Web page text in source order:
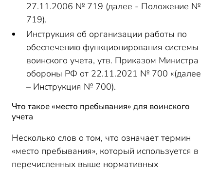
27.11.2006 № 719 (далее - Положение №
719).
Инструкция об организации работы по
обеспечению функционирования системы
воинского учета, утв. Приказом Министра
обороны РФ от 22.11.2021 № 700 «(далее
– Инструкция № 700).
Что такое «место пребывания» для воинского
учета
Несколько слов о том, что означает термин
«место пребывания», который используется в
перечисленных выше нормативных